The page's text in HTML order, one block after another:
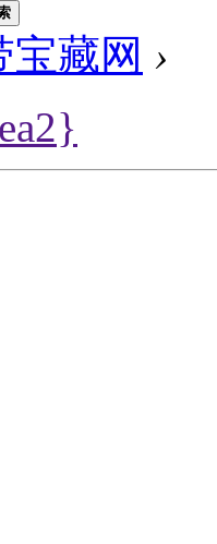
宝藏网 ›